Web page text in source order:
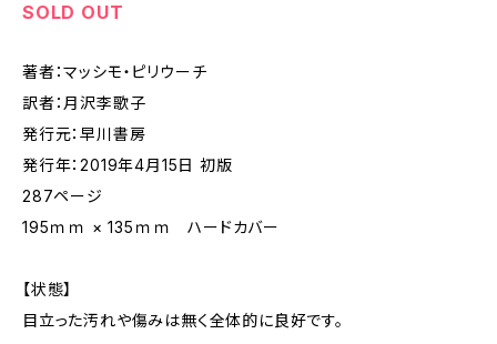
SOLD OUT
著者：マッシモ・ピリウーチ
訳者：月沢李歌子
発行元：早川書房
発行年：2019年4月15日 初版
287ページ
195ｍｍ × 135ｍｍ ハードカバー
【状態】
目立った汚れや傷みは無く全体的に良好です。